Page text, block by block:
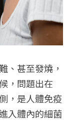
、甚至發燒，
，問題出在
，是人體免疫
入體內的細菌